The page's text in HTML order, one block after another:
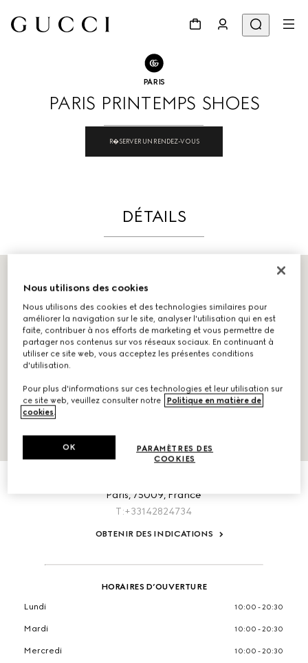
Partager
PARIS
PARIS PRINTEMPS SHOES
R�SERVER UN RENDEZ-VOUS
DÉTAILS
INFORMATIONS
Paris, 75009, France
T:+33142824734
OBTENIR DES INDICATIONS
HORAIRES D’OUVERTURE
Lundi 10:00 - 20:30
Mardi 10:00 - 20:30
Mercredi 10:00 - 20:30
Nous utilisons des cookies
Nous utilisons des cookies et des technologies similaires pour
améliorer la navigation sur le site, analyser l'utilisation qui en est
faite, contribuer à nos efforts de marketing et vous permettre de
partager nos contenus sur vos réseaux sociaux. En continuant à
utiliser ce site web, vous acceptez les présentes conditions
d'utilisation.
Pour plus d'informations sur ces technologies et leur utilisation sur
ce site web, veuillez consulter notre
Politique en matière de
cookies.
PARAMÈTRES DES
COOKIES
OK